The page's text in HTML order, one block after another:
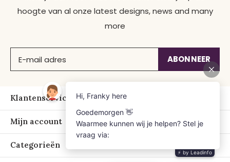
hoogte van al onze latest designs, news and many
more
ABONNEER
Klantenservice
Mijn account
Categorieën